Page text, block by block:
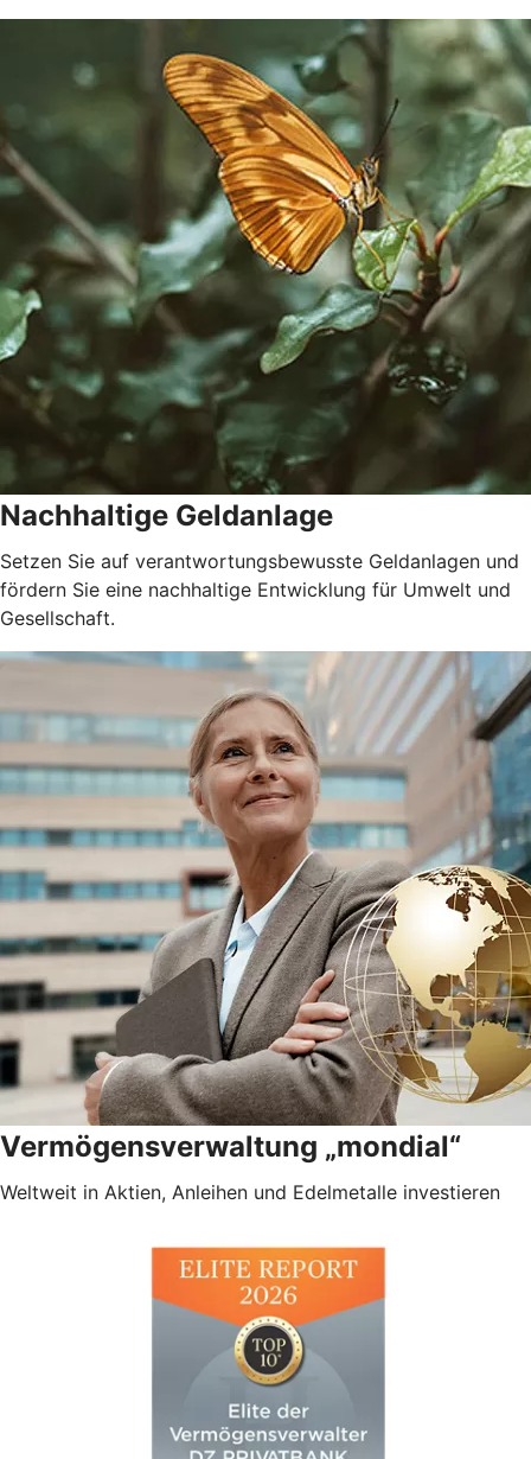
Nachhaltige Geldanlage
Setzen Sie auf verantwortungsbewusste Geldanlagen und
fördern Sie eine nachhaltige Entwicklung für Umwelt und
Gesellschaft.
Vermögensverwaltung „mondial“
Weltweit in Aktien, Anleihen und Edelmetalle investieren